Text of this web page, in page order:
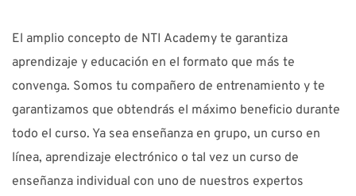
El amplio concepto de NTI Academy te garantiza
aprendizaje y educación en el formato que más te
convenga. Somos tu compañero de entrenamiento y te
garantizamos que obtendrás el máximo beneficio durante
todo el curso. Ya sea enseñanza en grupo, un curso en
línea, aprendizaje electrónico o tal vez un curso de
enseñanza individual con uno de nuestros expertos